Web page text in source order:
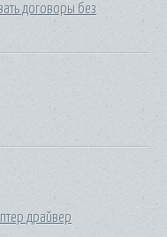
договоры без
драйвер